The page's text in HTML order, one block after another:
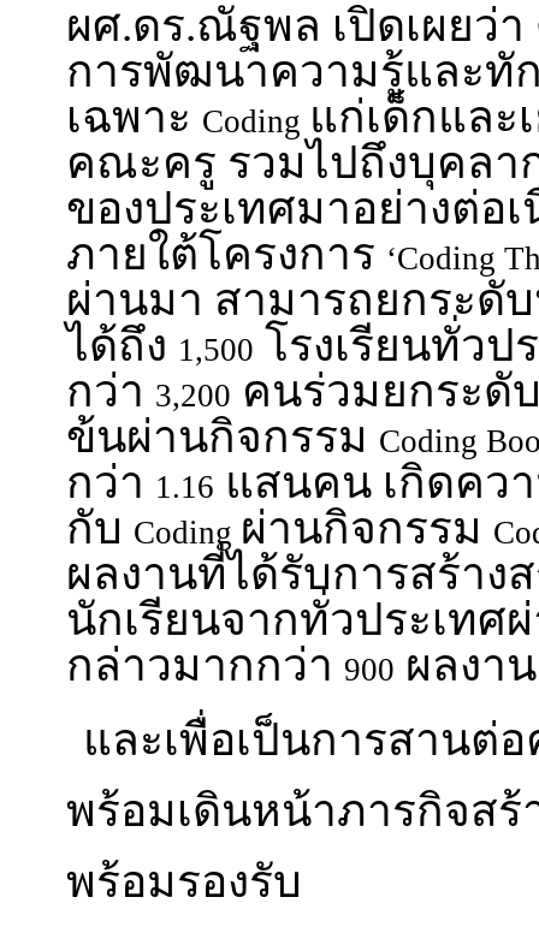
ผศ.ดร.ณัฐพล เปิดเผยว่า
การพัฒนาความรู้และทั
เฉพาะ Coding แก่เด็กและ
คณะครู รวมไปถึงบุคลา
ของประเทศมาอย่างต่อ
ภายใต้โครงการ ‘Coding
ผ่านมา สามารถยกระดั
ได้ถึง 1,500 โรงเรียนทั่วป
กว่า 3,200 คนร่วมยกระดั
ข้นผ่านกิจกรรม Coding
กว่า 1.16 แสนคน เกิดคว
กับ Coding ผ่านกิจกรรม
ผลงานที่ได้รับการสร้าง
นักเรียนจากทั่วประเทศ
กล่าวมากกว่า 900 ผลงาน
และเพื่อเป็นการสานต่
พร้อมเดินหน้าภารกิจสร้
พร้อมรองรับ